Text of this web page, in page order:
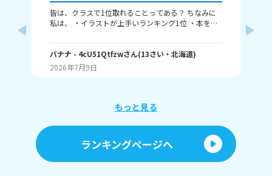
皆は、クラスで1位取れることってある？ ちなみに
私は、 ・イラストが上手いランキング1位 ・本を読
ングで1位取れる？ 書いてくれたら嬉しいです！ じ
ゃね。
バナナ - 4cU51Qtfzwさん(13さい・ 北海道)
2026年7月9日
もっと見る
ランキングページへ